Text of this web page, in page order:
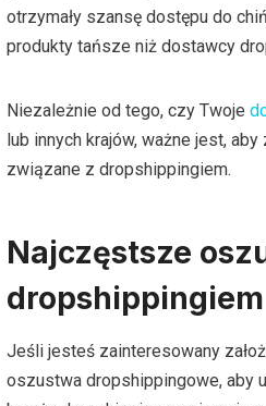
otrzymały szansę dostępu do
produkty tańsze niż dostawcy
Niezależnie od tego, czy Twoje
lub innych krajów, ważne jest,
związane z dropshippingiem.
Najczęstsze
dropshippingiem
Jeśli jesteś zainteresowany
oszustwa dropshippingowe, aby